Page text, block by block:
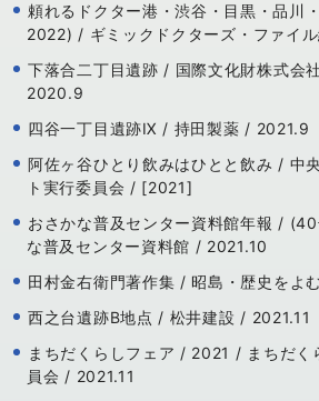
頼れるドクター港・渋谷・目黒・品
2022) / ギミックドクターズ・ファイ
下落合二丁目遺跡 / 国際文化財株式会
2020.9
四谷一丁目遺跡Ⅸ / 持田製薬 / 2021.9
阿佐ヶ谷ひとり飲みはひとと飲み / 中
ト実行委員会 / [2021]
おさかな普及センター資料館年報 /
な普及センター資料館 / 2021.10
田村金右衛門著作集 / 昭島・歴史をよ
西之台遺跡B地点 / 松井建設 / 2021.11
まちだくらしフェア / 2021 / まちだく
員会 / 2021.11